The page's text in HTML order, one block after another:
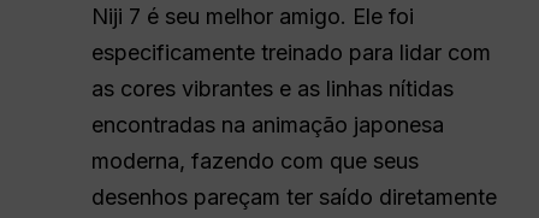
Niji 7 é seu melhor amigo. Ele foi
especificamente treinado para lidar com
as cores vibrantes e as linhas nítidas
encontradas na animação japonesa
moderna, fazendo com que seus
desenhos pareçam ter saído diretamente